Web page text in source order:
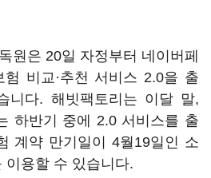
원은 20일 자정부터 네이버페
험 비교·추천 서비스 2.0을 출
니다. 해빗팩토리는 이달 말,
하반기 중에 2.0 서비스를 출
계약 만기일이 4월19일인 소
이용할 수 있습니다.